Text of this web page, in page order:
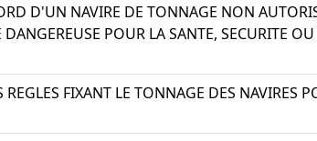
D'UN NAVIRE DE TONNAGE NON
POUR LA SANTE, SECURITE
REGLES FIXANT LE TONNAGE DES NAVIRES